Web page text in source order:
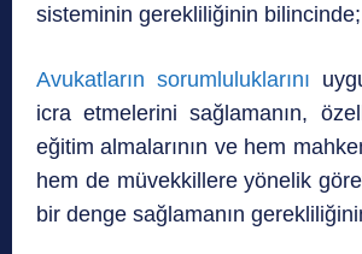
sisteminin gerekliliğinin bilincinde;
Avukatların sorumluluklarını
icra etmelerini sağlamanın,
eğitim almalarının ve hem
hem de müvekkillere yönelik
bir denge sağlamanın